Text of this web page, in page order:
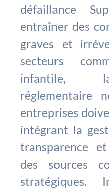
défaillance
entraîner des
graves et
secteurs
infantile,
réglementaire
entreprises
intégrant la
transparence
des sources
stratégiques.